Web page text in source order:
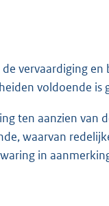
vervaardiging
voldoende is
ten aanzien van
waarvan
in